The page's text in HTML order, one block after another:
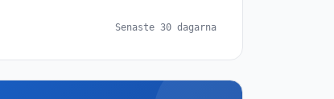
Senaste 30 dagarna